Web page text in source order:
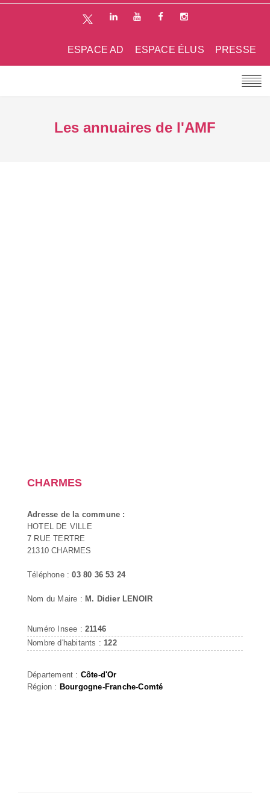
PRESSE
ESPACE ÉLUS
ESPACE AD
Les annuaires de l'AMF
CHARMES
Adresse de la commune :
HOTEL DE VILLE
7 RUE TERTRE
21310 CHARMES
Téléphone :03 80 36 53 24
Nom du Maire : M. Didier LENOIR
Numéro Insee : 21146
Nombre d'habitants : 122
Département : Côte-d'Or
Région : Bourgogne-Franche-Comté